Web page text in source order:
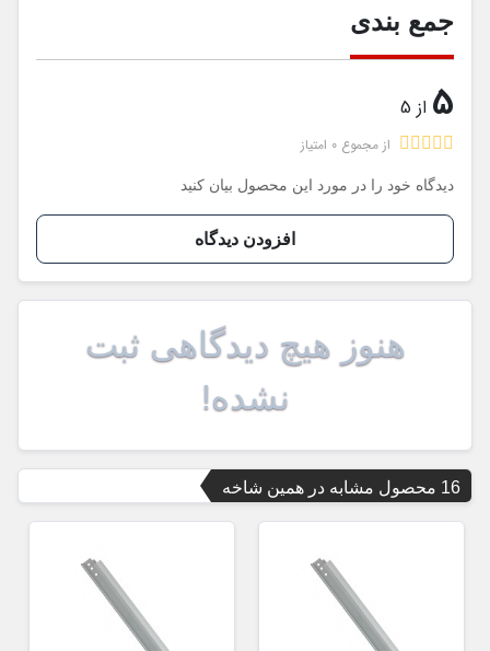
جمع بندی
5 از 5
از مجموع 0 امتیاز
دیدگاه خود را در مورد این محصول بیان کنید
افزودن دیدگاه
هنوز هیچ دیدگاهی ثبت
نشده!
16 محصول مشابه در همین شاخه